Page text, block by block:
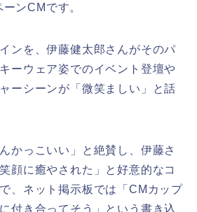
ンCMです。
ンを、伊藤健太郎さんがそのパ
ーウェア姿でのイベント登壇や
ーシーンが「微笑ましい」と話
かっこいい」と絶賛し、伊藤さ
顔に癒やされた」と好意的なコ
、ネット掲示板では「CMカップ
付き合ってそう」という書き込